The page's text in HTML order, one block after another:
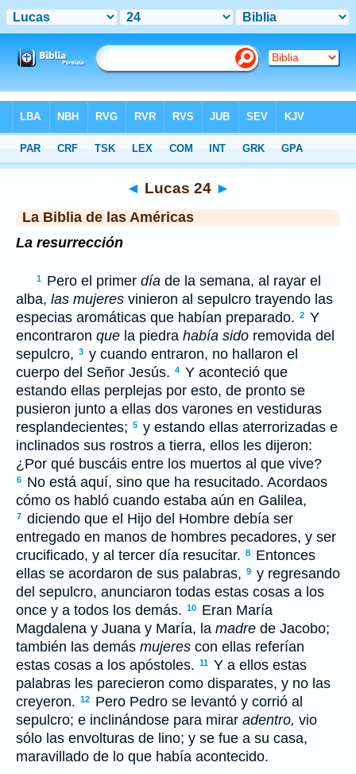
>LBLA > Lucas 24
◄ Lucas 24 ►
La Biblia de las Américas
La resurrección
1 Pero el primer día de la semana, al rayar el
alba, las mujeres vinieron al sepulcro trayendo las
especias aromáticas que habían preparado. 2 Y
encontraron que la piedra había sido removida del
sepulcro, 3 y cuando entraron, no hallaron el
cuerpo del Señor Jesús. 4 Y aconteció que
estando ellas perplejas por esto, de pronto se
pusieron junto a ellas dos varones en vestiduras
resplandecientes; 5 y estando ellas aterrorizadas e
inclinados sus rostros a tierra, ellos les dijeron:
¿Por qué buscáis entre los muertos al que vive?
6
No está aquí, sino que ha resucitado. Acordaos
cómo os habló cuando estaba aún en Galilea,
7 diciendo que el Hijo del Hombre debía ser
entregado en manos de hombres pecadores, y ser
crucificado, y al tercer día resucitar. 8
Entonces
ellas se acordaron de sus palabras, 9 y regresando
del sepulcro, anunciaron todas estas cosas a los
once y a todos los demás. 10
Eran María
Magdalena y Juana y María, la madre de Jacobo;
también las demás mujeres con ellas referían
estas cosas a los apóstoles. 11 Y a ellos estas
palabras les parecieron como disparates, y no las
creyeron. 12
Pero Pedro se levantó y corrió al
sepulcro; e inclinándose para mirar adentro, vio
sólo las envolturas de lino; y se fue a su casa,
maravillado de lo que había acontecido.